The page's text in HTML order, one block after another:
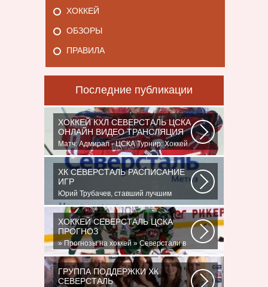
ХОККЕЙ
ОБЗОРЫ
ПРАВИЛА
Последние публикации
ХОККЕЙ КХЛ СЕВЕРСТАЛЬ ЦСКА
ОНЛАЙН ВИДЕО ТРАНСЛЯЦИЯ
Матч: Адмирал - ЦСКА Турнир: Хоккей.
Чемпионат КХЛНачало матча: 10:00
МСК...
ХК СЕВЕРСТАЛЬ РАСПИСАНИЕ
ИГР
Юрий Трубачев, ставший лучшим
игроком в составе 28 ноября, 02:52
Команде...
ХОККЕЙ СЕВЕРСТАЛЬ ЦСКА
ПРОГНОЗ
» Прогнозы на хоккей » Северстали в
последнее время крупно не везет.
Коллектив...
ГРУППА ПОДДЕРЖКИ ХК
СЕВЕРСТАЛЬ